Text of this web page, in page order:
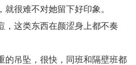
就很难不对她留下好印象。
，这类东西在颜涩身上都不奏
的吊坠，很快，同班和隔壁班都